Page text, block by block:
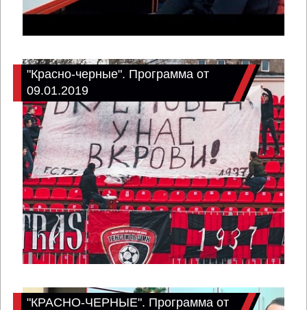
"Красно-черные". Программа от
09.01.2019
"КРАСНО-ЧЕРНЫЕ". Программа от